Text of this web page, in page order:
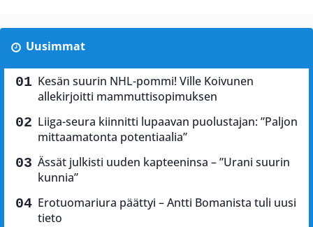
Uusimmat
Kesän suurin NHL-pommi! Ville Koivunen
allekirjoitti mammuttisopimuksen
Liiga-seura kiinnitti lupaavan puolustajan: ”Paljon
mittaamatonta potentiaalia”
Ässät julkisti uuden kapteeninsa – ”Urani suurin
kunnia”
Erotuomariura päättyi – Antti Bomanista tuli uusi
tieto